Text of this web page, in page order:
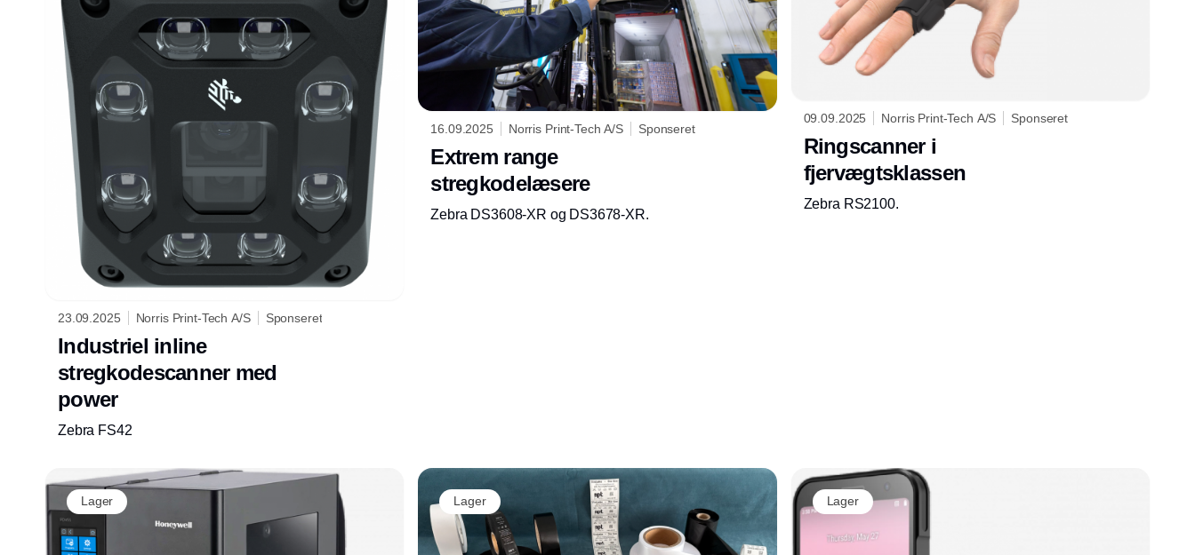
23.09.2025 Norris Print-Tech A/S Sponseret
Industriel inline
stregkodescanner med
power
Zebra FS42
16.09.2025 Norris Print-Tech A/S Sponseret
Extrem range
stregkodelæsere
Zebra DS3608-XR og DS3678-XR.
09.09.2025 Norris Print-Tech A/S Sponseret
Ringscanner i
fjervægtsklassen
Zebra RS2100.
Lager Lager Lager